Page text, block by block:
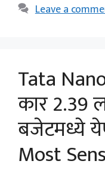
Leave a
Tata
कार 2.39
बजेटमध्ये
Most